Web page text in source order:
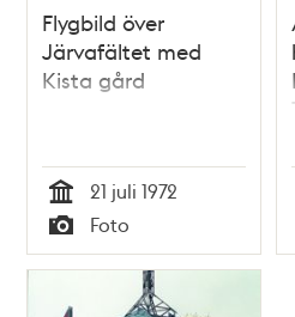
Flygbild över
Järvafältet med
Kista gård
Tid
21 juli 1972
Typ
Foto